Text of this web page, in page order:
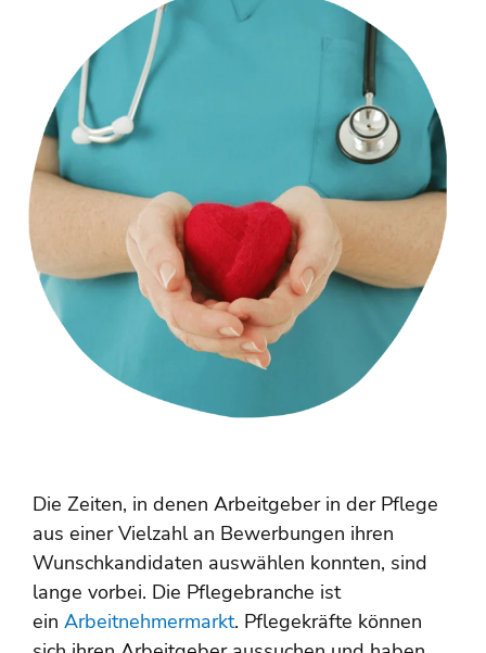
Die Zeiten, in denen Arbeitgeber in der Pflege
aus einer Vielzahl an Bewerbungen ihren
Wunschkandidaten auswählen konnten, sind
lange vorbei. Die Pflegebranche ist
ein Arbeitnehmermarkt. Pflegekräfte können